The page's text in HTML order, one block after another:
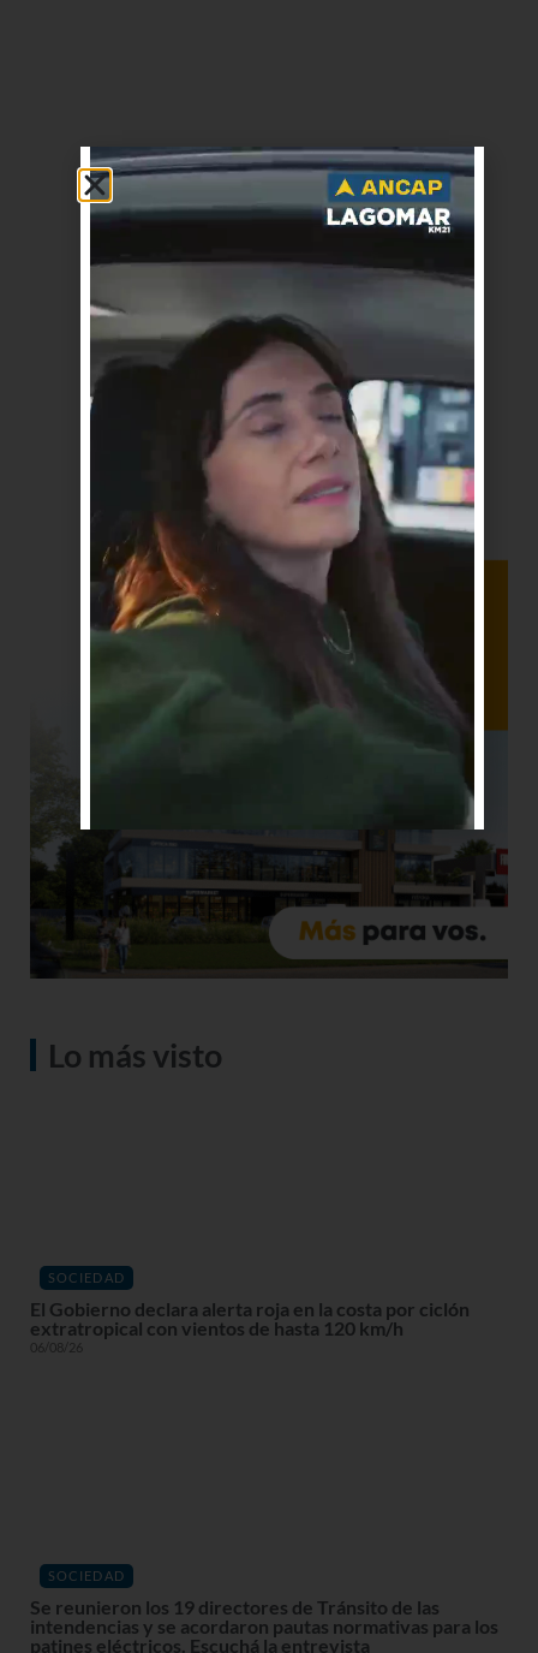
Lo más visto
SOCIEDAD
El Gobierno declara alerta roja en la costa por ciclón
extratropical con vientos de hasta 120 km/h
06/08/26
SOCIEDAD
Se reunieron los 19 directores de Tránsito de las
intendencias y se acordaron pautas normativas para los
patines eléctricos. Escuchá la entrevista